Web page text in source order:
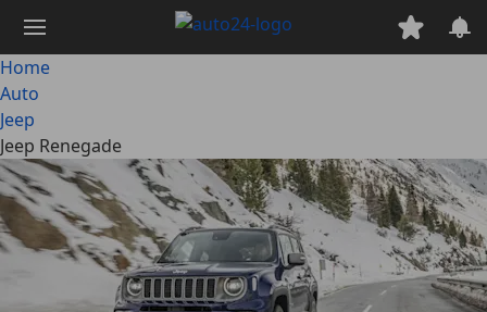
contenuto
principale
Home
Auto
Jeep
Jeep Renegade